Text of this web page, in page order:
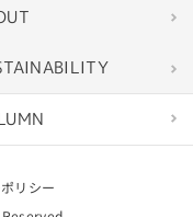
リシー